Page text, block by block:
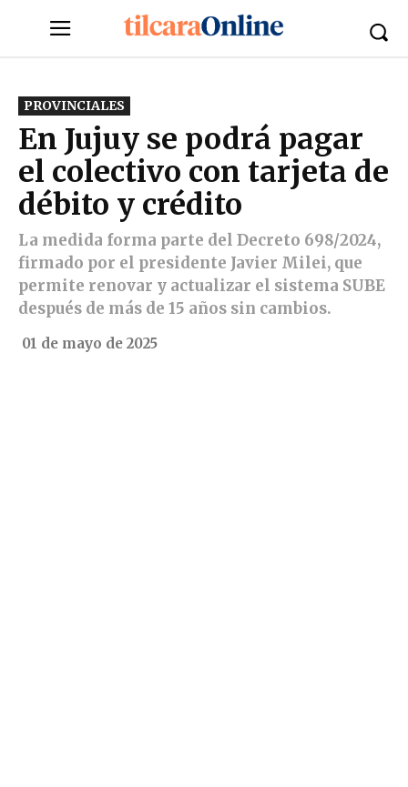
PROVINCIALES
En Jujuy se podrá pagar
el colectivo con tarjeta de
débito y crédito
La medida forma parte del Decreto 698/2024,
firmado por el presidente Javier Milei, que
permite renovar y actualizar el sistema SUBE
después de más de 15 años sin cambios.
01 de mayo de 2025